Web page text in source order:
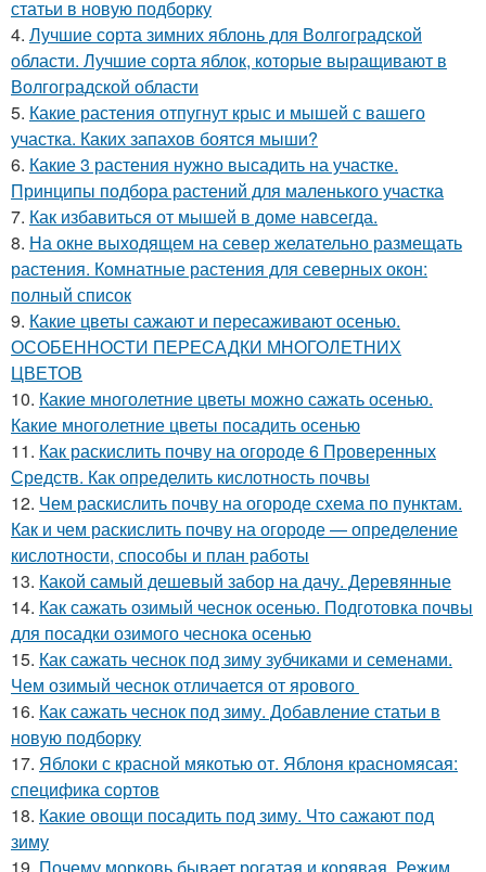
статьи в новую подборку
4. Лучшие сорта зимних яблонь для Волгоградской
области. Лучшие сорта яблок, которые выращивают в
Волгоградской области
5. Какие растения отпугнут крыс и мышей с вашего
участка. Каких запахов боятся мыши?
6. Какие 3 растения нужно высадить на участке.
Принципы подбора растений для маленького участка
7. Как избавиться от мышей в доме навсегда.
8. На окне выходящем на север желательно размещать
растения. Комнатные растения для северных окон:
полный список
9. Какие цветы сажают и пересаживают осенью.
ОСОБЕННОСТИ ПЕРЕСАДКИ МНОГОЛЕТНИХ
ЦВЕТОВ
10. Какие многолетние цветы можно сажать осенью.
Какие многолетние цветы посадить осенью
11. Как раскислить почву на огороде 6 Проверенных
Средств. Как определить кислотность почвы
12. Чем раскислить почву на огороде схема по пунктам.
Как и чем раскислить почву на огороде — определение
кислотности, способы и план работы
13. Какой самый дешевый забор на дачу. Деревянные
14. Как сажать озимый чеснок осенью. Подготовка почвы
для посадки озимого чеснока осенью
15. Как сажать чеснок под зиму зубчиками и семенами.
Чем озимый чеснок отличается от ярового
16. Как сажать чеснок под зиму. Добавление статьи в
новую подборку
17. Яблоки с красной мякотью от. Яблоня красномясая:
специфика сортов
18. Какие овощи посадить под зиму. Что сажают под
зиму